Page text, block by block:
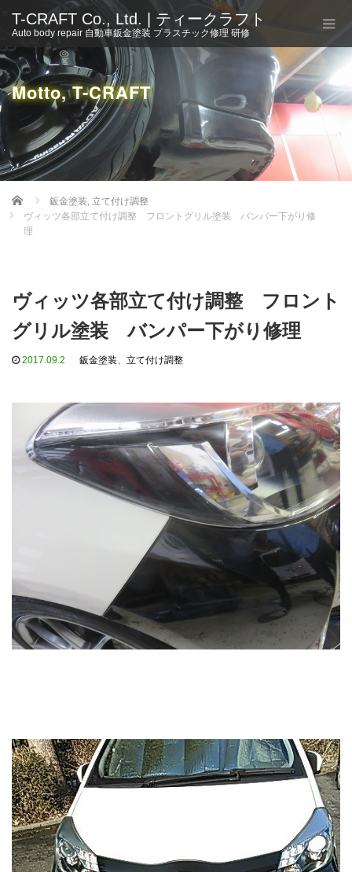
T-CRAFT Co., Ltd. | ティークラフト
Auto body repair 自動車鈑金塗装 プラスチック修理 研修
Motto, T-CRAFT
Home 鈑金塗装, 立て付け調整
ヴィッツ各部立て付け調整 フロントグリル塗装 バンパー下がり修
理
ヴィッツ各部立て付け調整 フロント
グリル塗装 バンパー下がり修理
2017.09.2 鈑金塗装、 立て付け調整